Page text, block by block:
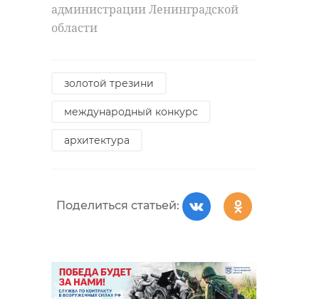
администрации Ленинградской
области
золотой трезини
международный конкурс
архитектура
Поделиться статьей: